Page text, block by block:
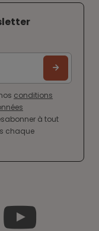
conditions
à tout
chaque